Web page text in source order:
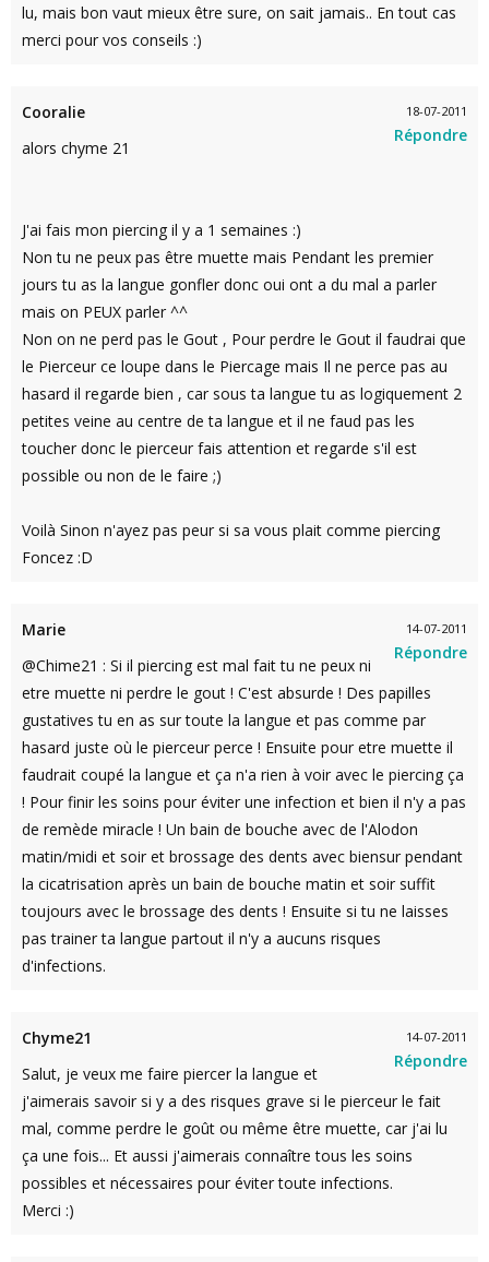
lu, mais bon vaut mieux être sure, on sait jamais.. En tout cas
merci pour vos conseils :)
18-07-2011
Répondre
Cooralie
alors chyme 21
J'ai fais mon piercing il y a 1 semaines :)
Non tu ne peux pas être muette mais Pendant les premier
jours tu as la langue gonfler donc oui ont a du mal a parler
mais on PEUX parler ^^
Non on ne perd pas le Gout , Pour perdre le Gout il faudrai que
le Pierceur ce loupe dans le Piercage mais Il ne perce pas au
hasard il regarde bien , car sous ta langue tu as logiquement 2
petites veine au centre de ta langue et il ne faud pas les
toucher donc le pierceur fais attention et regarde s'il est
possible ou non de le faire ;)
Voilà Sinon n'ayez pas peur si sa vous plait comme piercing
Foncez :D
14-07-2011
Répondre
Marie
@Chime21 : Si il piercing est mal fait tu ne peux ni
etre muette ni perdre le gout ! C'est absurde ! Des papilles
gustatives tu en as sur toute la langue et pas comme par
hasard juste où le pierceur perce ! Ensuite pour etre muette il
faudrait coupé la langue et ça n'a rien à voir avec le piercing ça
! Pour finir les soins pour éviter une infection et bien il n'y a pas
de remède miracle ! Un bain de bouche avec de l'Alodon
matin/midi et soir et brossage des dents avec biensur pendant
la cicatrisation après un bain de bouche matin et soir suffit
toujours avec le brossage des dents ! Ensuite si tu ne laisses
pas trainer ta langue partout il n'y a aucuns risques
d'infections.
14-07-2011
Répondre
Chyme21
Salut, je veux me faire piercer la langue et
j'aimerais savoir si y a des risques grave si le pierceur le fait
mal, comme perdre le goût ou même être muette, car j'ai lu
ça une fois... Et aussi j'aimerais connaître tous les soins
possibles et nécessaires pour éviter toute infections.
Merci :)